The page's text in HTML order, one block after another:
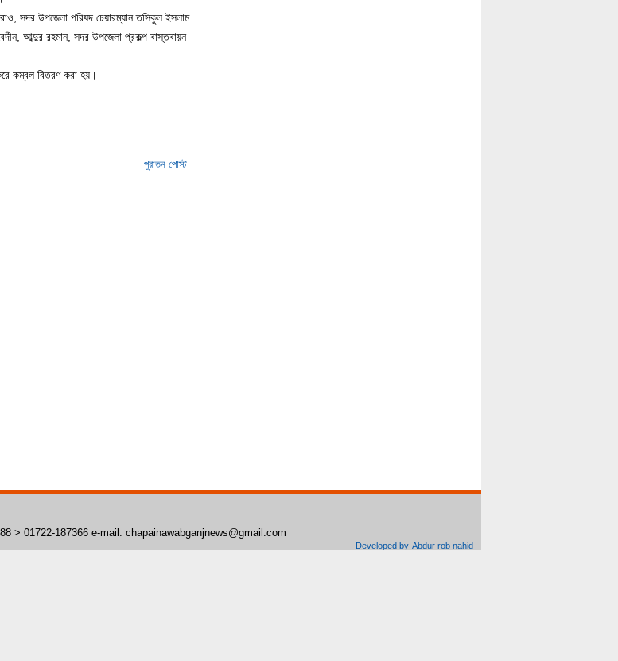
সদর উপজেলা পরিষদ চেয়ারম্যান তসিকুল ইসলাম
আব্দুর রহমান, সদর উপজেলা প্রকল্প বাস্তবায়ন
কম্বল বিতরণ করা হয়।
পুরাতন পোস্ট
719988 > 01722-187366 e-mail: chapainawabganjnews@gmail.com
Developed by-Abdur rob nahid